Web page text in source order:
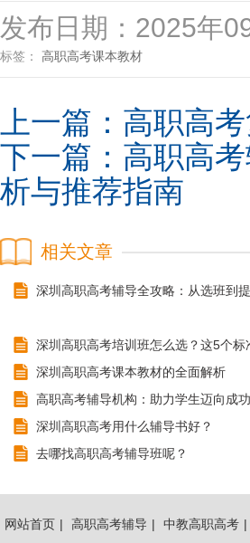
发布日期：2025年
标签： 高职高考课本教材
上一篇： 高职高
下一篇： 高职高
析与推荐指南
相关文章
深圳高职高考辅导全攻略：从选班到
深圳高职高考培训班怎么选？这5个标
深圳高职高考课本教材的全面解析
高职高考辅导机构：助力学生迈向成
深圳高职高考用什么辅导书好？
去哪找高职高考辅导班呢？
网站首页 | 高职高考辅导 | 中教高职高考 |